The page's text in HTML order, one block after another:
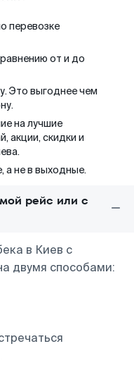
перевозке
от и до
Это выгоднее чем
на лучшие
акции, скидки и
а не в выходные.
рейс или с
в Киев с
двумя способами: